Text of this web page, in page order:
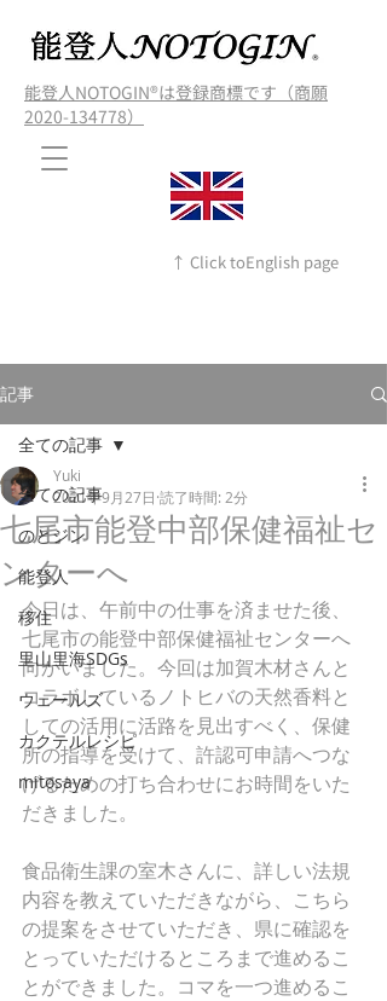
能登人NOTOGIN®️は登録商標です（商願
2020-134778）
↑ Click toEnglish page
記事
全ての記事
のとジン
能登人
移住
里山里海SDGs
ウェールズ
カクテルレシピ
mitosaya
全ての記事
七尾市能登中部保健福祉セ
ンターへ
Yuki
2021年9月27日 読了時間: 2分
今日は、午前中の仕事を済ませた後、
七尾市の能登中部保健福祉センターへ
向かいました。今回は加賀木材さんと
コラボしているノトヒバの天然香料と
しての活用に活路を見出すべく、保健
所の指導を受けて、許認可申請へつな
げるための打ち合わせにお時間をいた
だきました。
食品衛生課の室木さんに、詳しい法規
内容を教えていただきながら、こちら
の提案をさせていただき、県に確認を
とっていただけるところまで進めるこ
とができました。コマを一つ進めるこ